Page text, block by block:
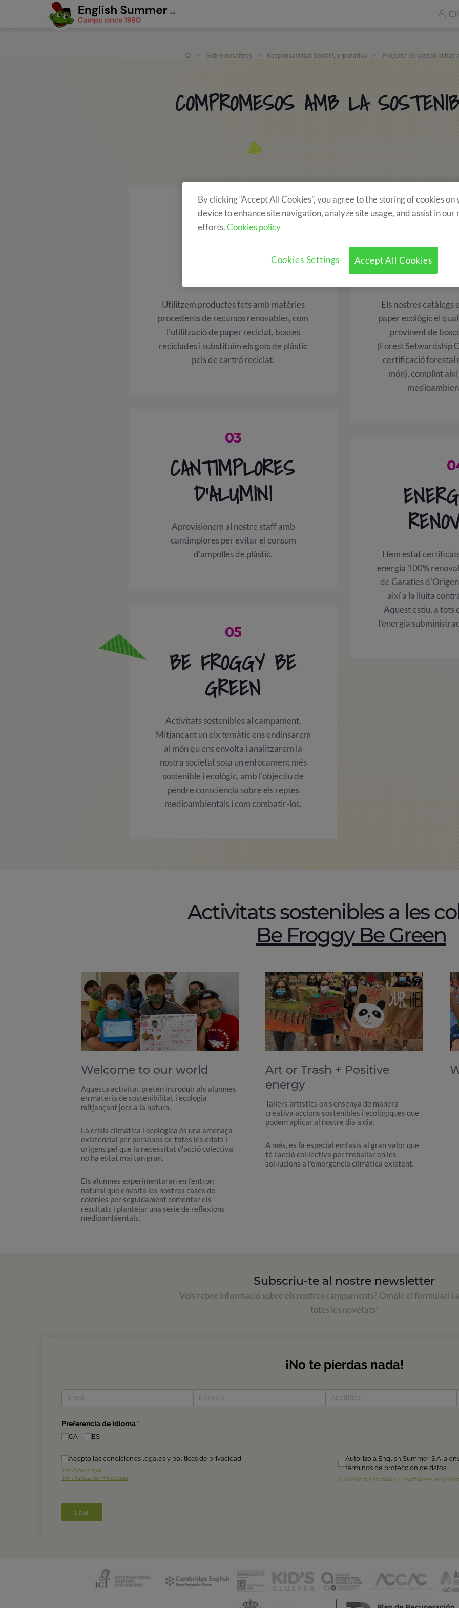
> Sobre nosaltres > Responsabilitat Social Corporativa > Projecte de sostenibilitat
COMPROMESOS AMB LA
01
RECICLAT
Utilitzem productes fets amb matèries
procedents de recursos renovables, com
l'utilització de paper reciclat, bosses
reciclades i substituim els gots de plàstic
pels de cartró reciclat.
Els nostres catàlegs
paper ecològic el
provinent de
(Forest Setwardship
certificació forestal
món), complint
03
CANTIMPLORES
D'ALUMINI
Aprovisionem al nostre staff amb
cantimplores per evitar el consum
d'ampolles de plàstic.
Hem estat
energia 100%
de Garaties
així a la lluita
Aquest estiu, a tots
l'energia
05
BE FROGGY BE
GREEN
Activitats sostenibles al campament.
Mitjançant un eix temàtic ens endinsarem
al món qu ens envolta i analitzarem la
nostra societat sota un enfocament més
sostenible i ecològic, amb l'objectiu de
pendre consciència sobre els reptes
medioambientals i com combatir-los.
Activitats sostenibles a les
Be Froggy Be Green
Welcome to our world
Aquesta activitat pretén introduir als alumnes
en materia de sostenibilitat i ecologia
mitjançant jocs a la natura.
La crisis climàtica i ecològica és una amenaça
existencial per persones de totes les edats i
origens,pel que la necessitat d'acció colectiva
no ha estat mai tan gran.
Els alumnes experimentaran en l'entron
natural que envolta les nostres cases de
colònies per seguidament comentar els
resultats i plantejar una serie de reflexions
medioambientals.
Art or Trash + Positive
energy
Tallers artístics on s'ensenya de manera
creativa accions sostenibles i ecològiques que
podem aplicar al nostre dia a dia.
A més, es fa especial emfasis al gran valor que
té l'acció col·lectiva per treballar en les
sol·lucions a l'emergència climàtica existent.
Subscriu-te al nostre newsletter
Vols rebre informació sobre els nostres campaments? Omple el formulari i
totes les novetats!
By clicking “Accept All Cookies”, you agree to the storing of cookies on
device to enhance site navigation, analyze site usage, and assist in our
efforts.Cookies policy
Accept All Cookies
Cookies Settings